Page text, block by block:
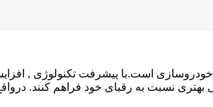
است.با پیشرفت تکنولوژی ,
بهتری نسبت به رقبای خود فراهم